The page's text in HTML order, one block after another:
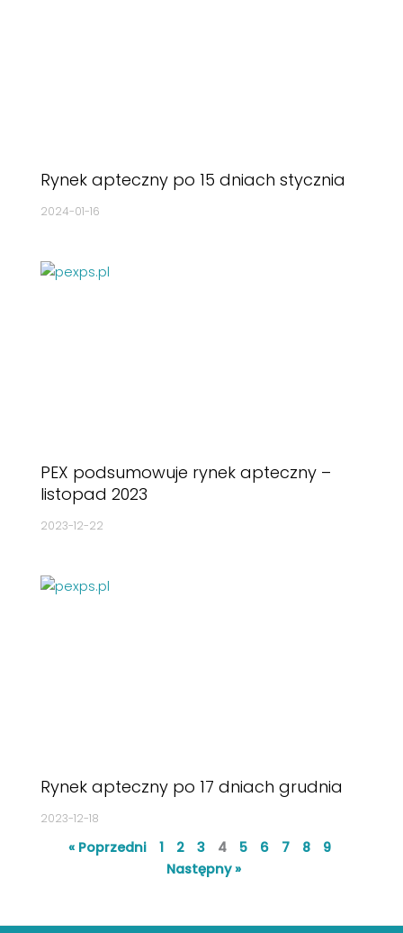
Rynek apteczny po 15 dniach stycznia
2024-01-16
PEX podsumowuje rynek apteczny –
listopad 2023
2023-12-22
Rynek apteczny po 17 dniach grudnia
2023-12-18
« Poprzedni 1 2 3 4 5 6 7 8
9
Następny »